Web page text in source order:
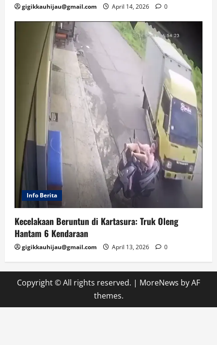
gigikkauhijau@gmail.com April 14, 2026 0
Info Berita
Kecelakaan Beruntun di Kartasura: Truk Oleng
Hantam 6 Kendaraan
gigikkauhijau@gmail.com April 13, 2026 0
Copyright © All rights reserved. | MoreNews by AF
themes.